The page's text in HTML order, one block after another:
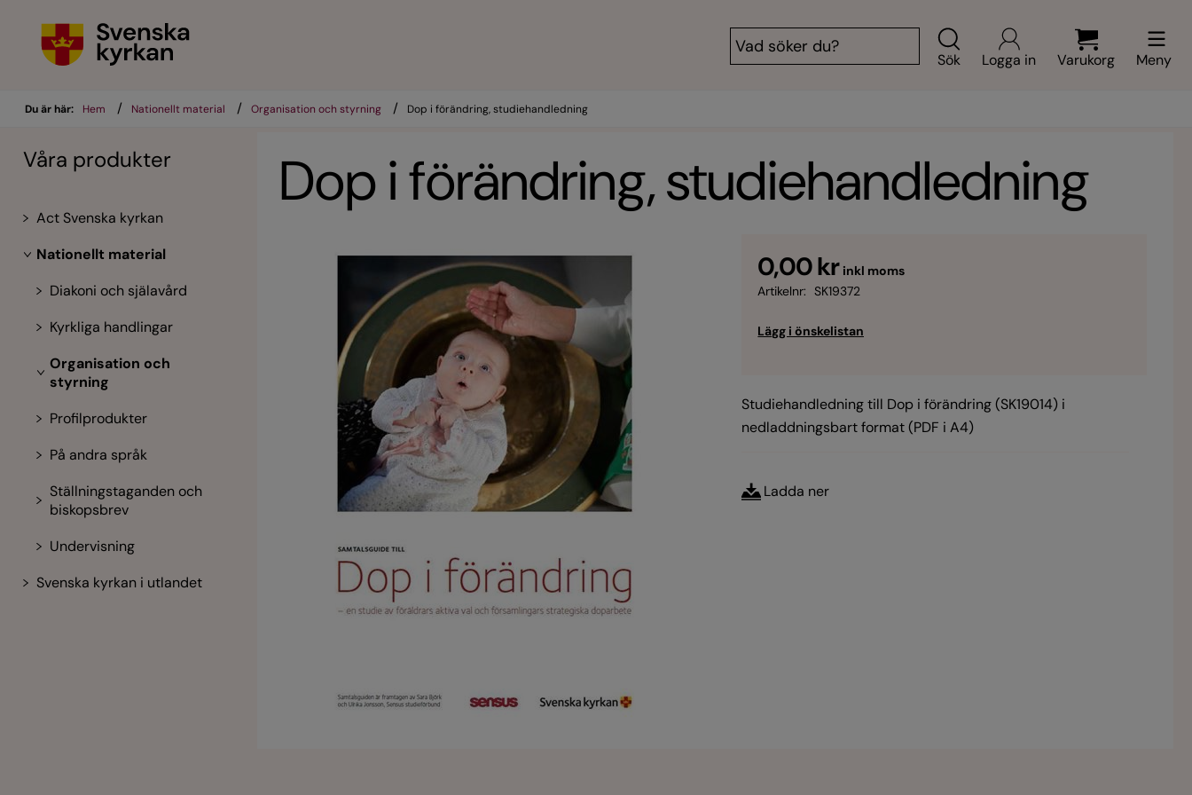
Logga in Varukorg Meny
Sök
Du är här: Hem / Nationellt material / Organisation och styrning / Dop i förändring, studiehandledning
Våra produkter
Act Svenska kyrkan
Nationellt material
Diakoni och själavård
Kyrkliga handlingar
Organisation och
styrning
Profilprodukter
På andra språk
Ställningstaganden och
biskopsbrev
Undervisning
Svenska kyrkan i utlandet
Dop i förändring, studiehandledning
0,00 kr inkl moms
Artikelnr: SK19372
Studiehandledning till Dop i förändring (SK19014) i
nedladdningsbart format (PDF i A4)
Ladda ner